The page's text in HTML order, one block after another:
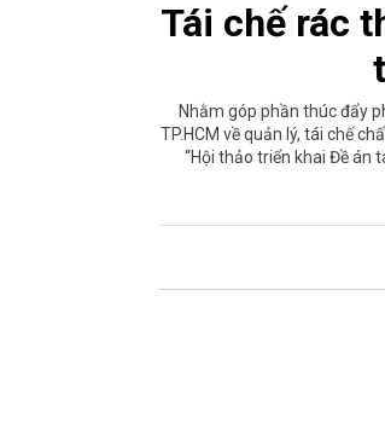
Tái chế rác
Nhằm góp phần thúc đẩy
TP.HCM về quản lý, tái chế
“Hội thảo triển khai Đề án